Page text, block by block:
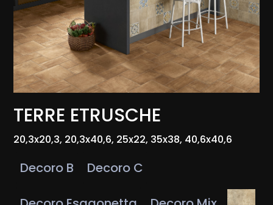
TERRE ETRUSCHE
20,3x20,3, 20,3x40,6, 25x22, 35x38, 40,6x40,6
Decoro B Decoro C